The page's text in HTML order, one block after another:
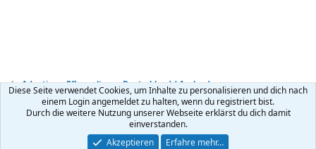
Adoption + Pflegeeltern - Deutschland / Ausland
Kontakt Nutzungsbedingungen Datenschutz Hilfe
R
Community platform by XenForo ® © 2010-2026 XenForo Ltd.
Diese Seite verwendet Cookies, um Inhalte zu personalisieren und dich nach
einem Login angemeldet zu halten, wenn du registriert bist.
Durch die weitere Nutzung unserer Webseite erklärst du dich damit
einverstanden.
Akzeptieren
Erfahre mehr…